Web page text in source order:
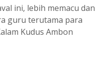
ini, lebih memacu dan
guru terutama para
Kudus Ambon